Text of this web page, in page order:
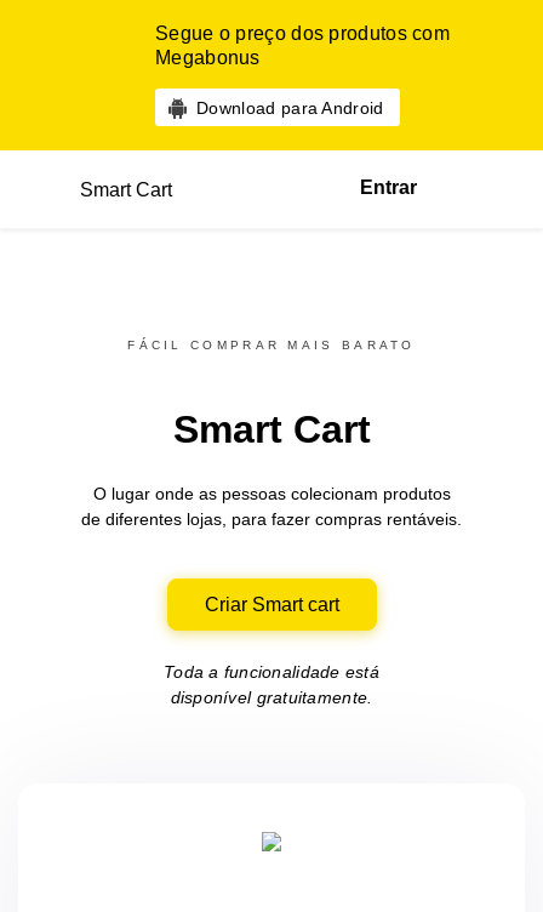
Segue o preço dos produtos com
Megabonus
Download para Android
Smart Cart Entrar
FÁCIL COMPRAR MAIS BARATO
Smart Cart
O lugar onde as pessoas colecionam produtos
de diferentes lojas, para fazer compras rentáveis.
Criar Smart cart
Toda a funcionalidade está
disponível gratuitamente.